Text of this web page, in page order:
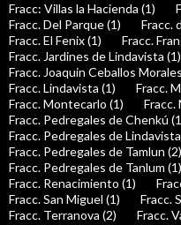
Fracc: Villas la Hacienda (1)
Fracc. Del Parque (1)
Fracc.
Fracc. El Fenix (1)
Fracc.
Fracc. Jardines de Lindavista (1)
Fracc. Joaquin Ceballos
Fracc. Lindavista (1)
Fracc.
Fracc. Montecarlo (1)
Fracc.
Fracc. Pedregales de Chenkú
Fracc. Pedregales de
Fracc. Pedregales de Tamlun (2)
Fracc. Pedregales de Tanlum (1)
Fracc. Renacimiento (1)
Fracc. San Miguel (1)
Fracc.
Fracc. Terranova (2)
Fracc.